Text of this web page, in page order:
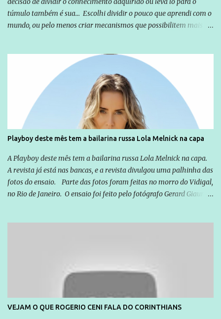
túmulo também é sua... Escolhi dividir o pouco que aprendi com o
mundo, ou pelo menos criar mecanismos que possibilitem mais e
empreendedor da comunicação, que além de informação
cotidiana, corriqueira e cada vez mais preocupantes, do tipo que
você já esta acostumado a ver neste espaço, vou trabalhar a ideia
que possibilite distribuir não só informações, mas que gere de
forma consistente a riqueza do conhecimento... Exemplo: o
cidadão brasileiro não precisa só ser informado sobre operações
da Lava Jato, Reformas que podem retirar ou não direitos, ou
quem vai ser preso ou não; é preciso levar até as pessoas, do mais
simples ao mais burguês, o que diz a nossa Constituição, quais são
seus direitos e deveres em ...
Playboy deste mês tem a bailarina russa Lola Melnick na capa
A Playboy deste mês tem a bailarina russa Lola Melnick na capa.
A revista já está nas bancas, e a revista divulgou uma palhinha das
fotos do ensaio. Parte das fotos foram feitas no morro do Vidigal,
no Rio de Janeiro. O ensaio foi feito pelo fotógrafo Gerard Giaume
VEJAM O QUE ROGERIO CENI FALA DO CORINTHIANS